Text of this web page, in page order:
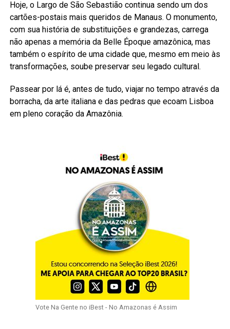
Hoje, o Largo de São Sebastião continua sendo um dos
cartões-postais mais queridos de Manaus. O monumento,
com sua história de substituições e grandezas, carrega
não apenas a memória da Belle Époque amazônica, mas
também o espírito de uma cidade que, mesmo em meio às
transformações, soube preservar seu legado cultural.
Passear por lá é, antes de tudo, viajar no tempo através da
borracha, da arte italiana e das pedras que ecoam Lisboa
em pleno coração da Amazônia.
Vote Na Gente no iBest - No Amazonas é Assim